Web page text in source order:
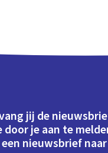
jij de
door je aan te
nieuwsbrief